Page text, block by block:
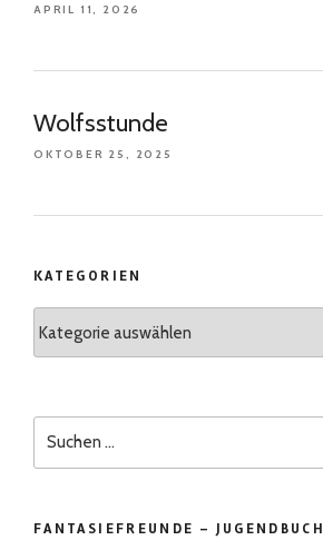
APRIL 11, 2026
Wolfsstunde
OKTOBER 25, 2025
KATEGORIEN
FANTASIEFREUNDE – JUGENDBUCH